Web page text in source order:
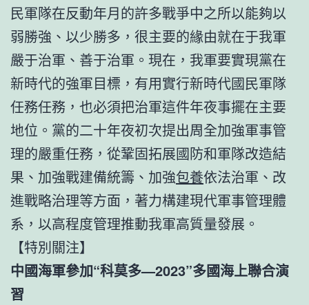
民軍隊在反動年月的許多戰爭中之所以能夠以
弱勝強、以少勝多，很主要的緣由就在于我軍
嚴于治軍、善于治軍。現在，我軍要實現黨在
新時代的強軍目標，有用實行新時代國民軍隊
任務任務，也必須把治軍這件年夜事擺在主要
地位。黨的二十年夜初次提出周全加強軍事管
理的嚴重任務，從鞏固拓展國防和軍隊改造結
果、加強戰建備統籌、加強包養依法治軍、改
進戰略治理等方面，著力構建現代軍事管理體
系，以高程度管理推動我軍高質量發展。
【特別關注】
中國海軍參加“科莫多—2023”多國海上聯合演
習